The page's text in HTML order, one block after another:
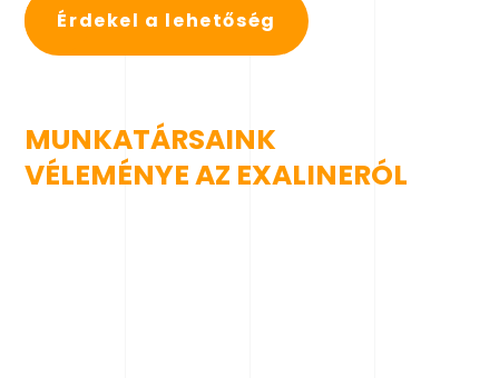
Érdekel a lehetőség
MUNKATÁRSAINK
VÉLEMÉNYE AZ EXALINERÓL